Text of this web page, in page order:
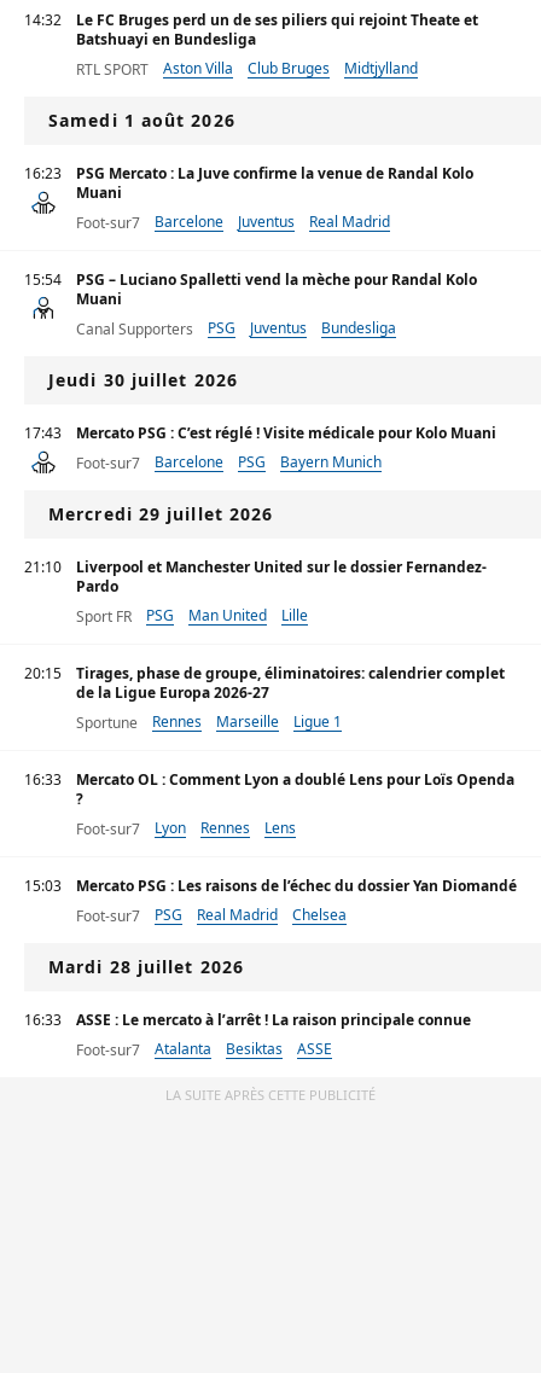
14:32
Le FC Bruges perd un de ses piliers qui rejoint Theate et
Batshuayi en Bundesliga
RTL SPORT
Aston Villa Club Bruges Midtjylland
Samedi 1 août 2026
16:23
PSG Mercato : La Juve confirme la venue de Randal Kolo
Muani
Foot-sur7
Barcelone Juventus Real Madrid
15:54
PSG – Luciano Spalletti vend la mèche pour Randal Kolo
Muani
Canal Supporters
PSG Juventus Bundesliga
Jeudi 30 juillet 2026
17:43
Mercato PSG : C’est réglé ! Visite médicale pour Kolo Muani
Foot-sur7
Barcelone PSG Bayern Munich
Mercredi 29 juillet 2026
21:10
Liverpool et Manchester United sur le dossier Fernandez-
Pardo
Sport FR
PSG Man United Lille
20:15
Tirages, phase de groupe, éliminatoires: calendrier complet
de la Ligue Europa 2026-27
Sportune
Rennes Marseille Ligue 1
16:33
Mercato OL : Comment Lyon a doublé Lens pour Loïs Openda
?
Foot-sur7
Lyon Rennes Lens
15:03
Mercato PSG : Les raisons de l’échec du dossier Yan Diomandé
Foot-sur7
PSG Real Madrid Chelsea
Mardi 28 juillet 2026
16:33
ASSE : Le mercato à l’arrêt ! La raison principale connue
Foot-sur7
Atalanta Besiktas ASSE
LA SUITE APRÈS CETTE PUBLICITÉ